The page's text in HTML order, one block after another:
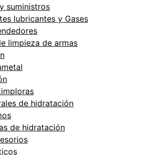
suministros
lubricantes y Gases
limpieza de armas
de hidratación
de hidratación